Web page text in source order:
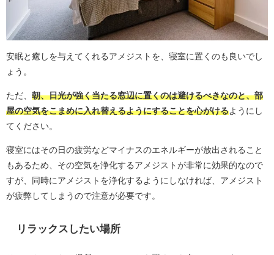
安眠と癒しを与えてくれるアメジストを、寝室に置くのも良いでし
ょう。
ただ、 朝、日光が強く当たる窓辺に置くのは避けるべきなのと、部
屋の空気をこまめに入れ替えるようにすることを心がけるようにし
てください。
寝室にはその日の疲労などマイナスのエネルギーが放出されること
もあるため、その空気を浄化するアメジストが非常に効果的なので
すが、同時にアメジストを浄化するようにしなければ、アメジスト
が疲弊してしまうので注意が必要です。
リラックスしたい場所